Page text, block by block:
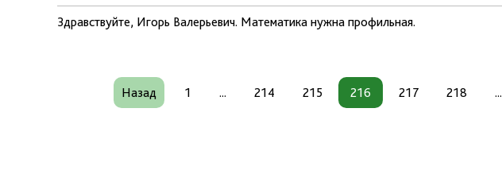
Здравствуйте, Игорь Валерьевич. Математика нужна профильная.
Назад 1 ... 214 215 216 217 218 ...